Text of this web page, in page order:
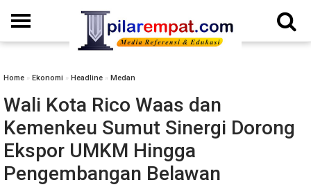
Home » Ekonomi » Headline » Medan
Wali Kota Rico Waas dan
Kemenkeu Sumut Sinergi Dorong
Ekspor UMKM Hingga
Pengembangan Belawan